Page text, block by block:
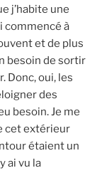
j’habite une
commencé à
et de plus
besoin de sortir
Donc, oui, les
des
besoin. Je me
cet extérieur
étaient un
ai vu la